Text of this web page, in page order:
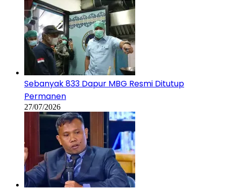
Sebanyak 833 Dapur MBG Resmi Ditutup
Permanen
27/07/2026